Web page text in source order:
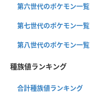
第六世代のポケモン一覧
第七世代のポケモン一覧
第八世代のポケモン一覧
種族値ランキング
合計種族値ランキング